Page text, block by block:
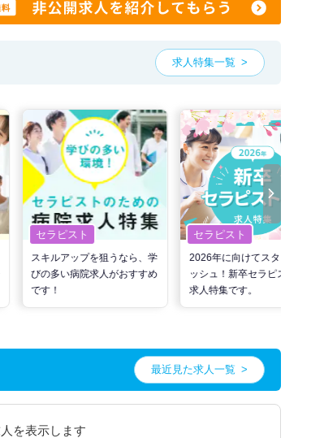
ださい。
求人特集一覧
セラピスト
スキルアップを狙うなら、学
びの多い病院求人がおすすめ
です！
セラピスト
2026年に向けてスタートダ
ッシュ！新卒セラピスト向け
求人特集です。
最近見た求人一覧
を表示します